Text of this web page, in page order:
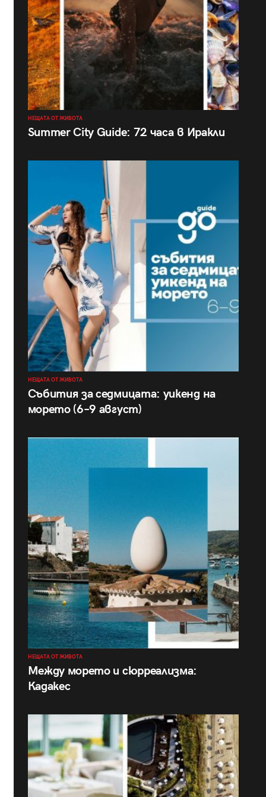
НЕЩАТА ОТ ЖИВОТА
Summer City Guide: 72 часа в Иракли
НЕЩАТА ОТ ЖИВОТА
Събития за седмицата: уикенд на
морето (6–9 август)
НЕЩАТА ОТ ЖИВОТА
Между морето и сюрреализма:
Кадакес